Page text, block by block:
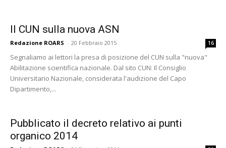
Il CUN sulla nuova ASN
Redazione ROARS - 20 Febbraio 2015 16
Segnaliamo ai lettori la presa di posizione del CUN sulla "nuova"
Abilitazione scientifica nazionale. Dal sito CUN: Il Consiglio
Universitario Nazionale, considerata l'audizione del Capo
Dipartimento,...
Pubblicato il decreto relativo ai punti
organico 2014